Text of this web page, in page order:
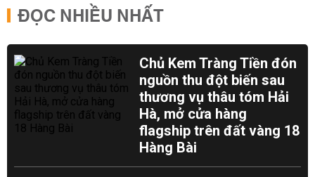
ĐỌC NHIỀU NHẤT
Chủ Kem Tràng Tiền đón
nguồn thu đột biến sau
thương vụ thâu tóm Hải
Hà, mở cửa hàng
flagship trên đất vàng 18
Hàng Bài